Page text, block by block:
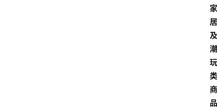
家
居
及
潮
玩
类
商
品